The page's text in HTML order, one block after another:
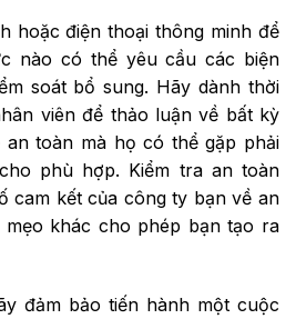
hoặc điện thoại thông minh để
nào có thể yêu cầu các biện
soát bổ sung. Hãy dành thời
viên để thảo luận về bất kỳ
an toàn mà họ có thể gặp phải
phù hợp. Kiểm tra an toàn
cam kết của công ty bạn về an
khác cho phép bạn tạo ra
đảm bảo tiến hành một cuộc